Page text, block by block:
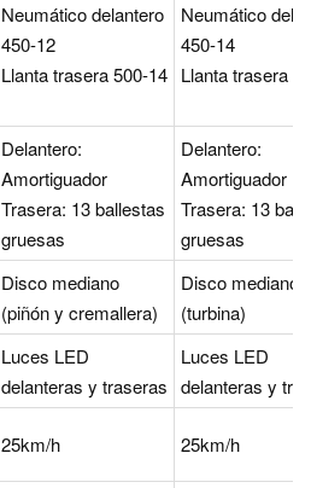
Neumático delantero
450-12
Llanta trasera 500-14
Neumático
450-14
Llanta trasera
Delantero:
Amortiguador
Trasera: 13 ballestas
gruesas
Delantero:
Amortiguador
Trasera: 13
gruesas
Disco mediano
(piñón y cremallera)
Disco mediano
(turbina)
Luces LED
delanteras y traseras
Luces LED
delanteras y
25km/h 25km/h